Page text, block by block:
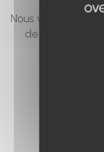
Nous vous
de page, ou à